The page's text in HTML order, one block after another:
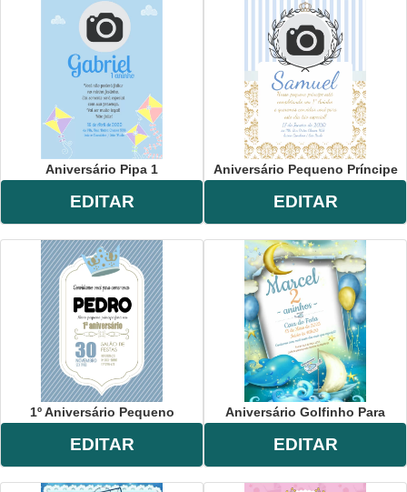
Aniversário Pipa 1
EDITAR
Aniversário Pequeno Príncipe
EDITAR
1º Aniversário Pequeno
EDITAR
Aniversário Golfinho Para
EDITAR